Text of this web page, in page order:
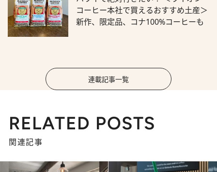
コーヒー本社で買えるおすすめ土産＞
新作、限定品、コナ100%コーヒーも
連載記事一覧
RELATED POSTS
関連記事